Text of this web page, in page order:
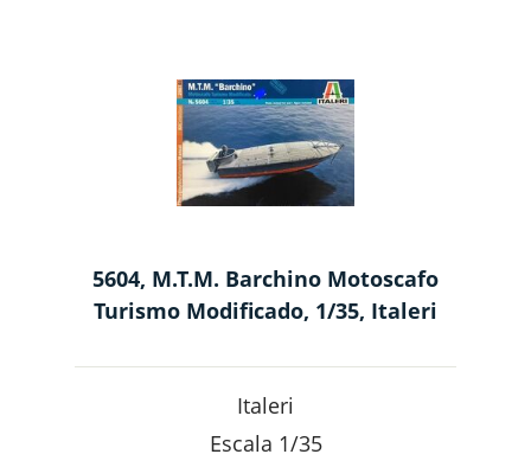
5604, M.T.M. Barchino Motoscafo
Turismo Modificado, 1/35, Italeri
Italeri
1/35